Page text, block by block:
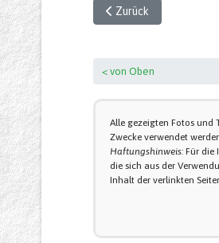
Vorheriger Beitrag:
Zurück
< von Oben
Alle gezeigten Fotos und
Zwecke verwendet
Haftungshinweis: Für die
die sich aus der
Inhalt der verlinkten